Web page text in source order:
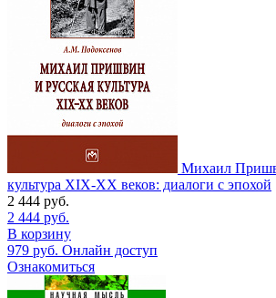
Михаил
культура ХIХ-ХХ веков: диалоги с эпохой
2 444 руб.
2 444 руб.
В корзину
979 руб. Онлайн доступ
Ознакомиться